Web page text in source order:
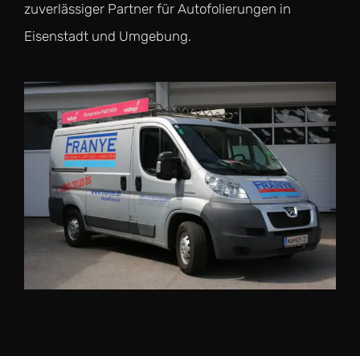
zuverlässiger Partner für Autofolierungen in
Eisenstadt und Umgebung.